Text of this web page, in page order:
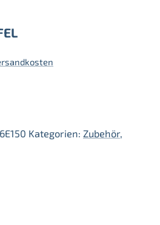
Kategorien: Zubehör,